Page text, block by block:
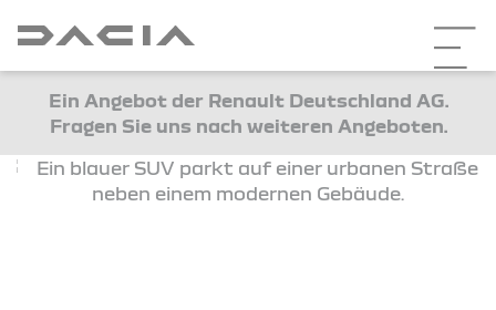
Ein Angebot der Renault Deutschland AG.
Fragen Sie uns nach weiteren Angeboten.